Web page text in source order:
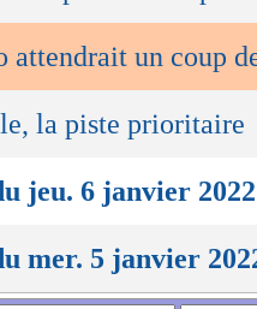
attendrait un coup
la piste prioritaire
jeu. 6 janvier 2022
mer. 5 janvier